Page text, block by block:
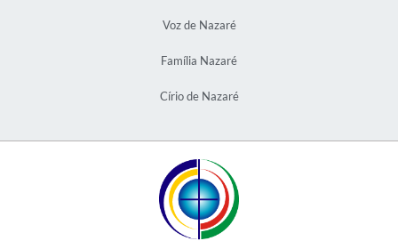
Voz de Nazaré
Família Nazaré
Círio de Nazaré